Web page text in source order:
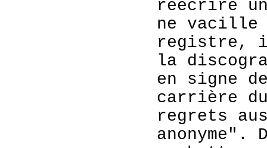
réécrire
ne vacille
registre, il
la
en signe
carrière
regrets
anonyme".